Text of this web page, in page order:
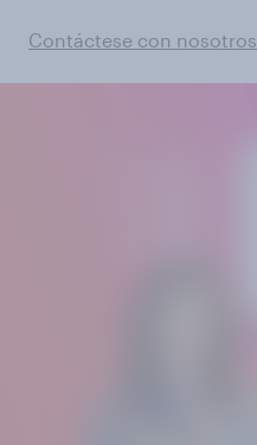
Contáctese con nosotros